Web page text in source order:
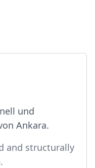
und
Ankara.
and structurally